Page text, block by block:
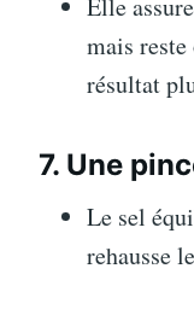
mais
résultat
7. Une
Le sel
rehausse